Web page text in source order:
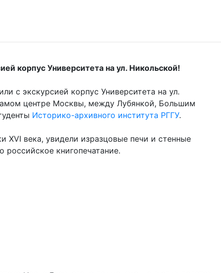
корпус Университета на ул. Никольской!
с экскурсией корпус Университета на ул.
центре Москвы, между Лубянкой, Большим
Историко-архивного института РГГУ.
века, увидели изразцовые печи и стенные
российское книгопечатание.